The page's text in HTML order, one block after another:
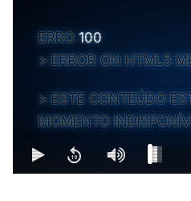
ERRO 100
ERROR ON HTML5
ESTE CONTEÚDO
MOMENTO